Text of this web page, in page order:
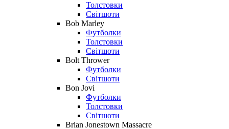
Толстовки
Світшоти
Bob Marley
Футболки
Толстовки
Світшоти
Bolt Thrower
Футболки
Світшоти
Bon Jovi
Футболки
Толстовки
Світшоти
Brian Jonestown Massacre